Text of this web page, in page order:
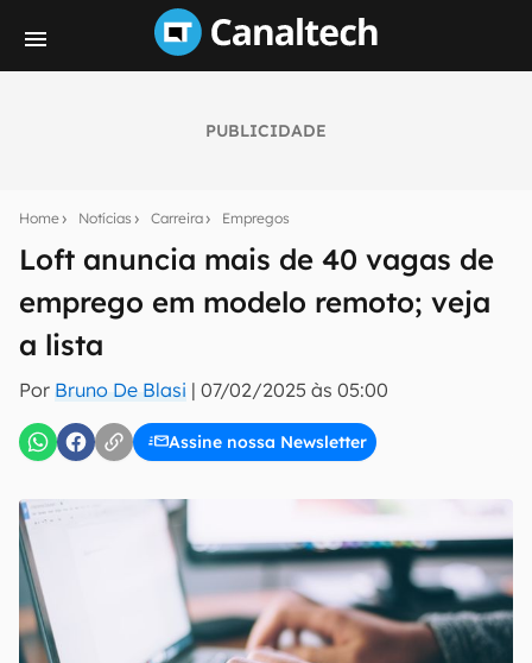
PUBLICIDADE
Home Notícias Carreira Empregos
Loft anuncia mais de 40 vagas de
emprego em modelo remoto; veja
a lista
Por Bruno De Blasi | 07/02/2025 às 05:00
Assine nossa Newsletter
notícias e reviews sobre tecnologia em primeira
mão.
E-mail
inscreva-se
Uso e Política de Privacidade do Canaltech.